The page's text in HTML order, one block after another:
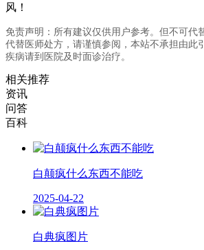
风！
免责声明：所有建议仅供用户参考。但不可代
代替医师处方，请谨慎参阅，本站不承担由此
疾病请到医院及时面诊治疗。
相关推荐
资讯
问答
百科
白颠疯什么东西不能吃
2025-04-22
白典疯图片